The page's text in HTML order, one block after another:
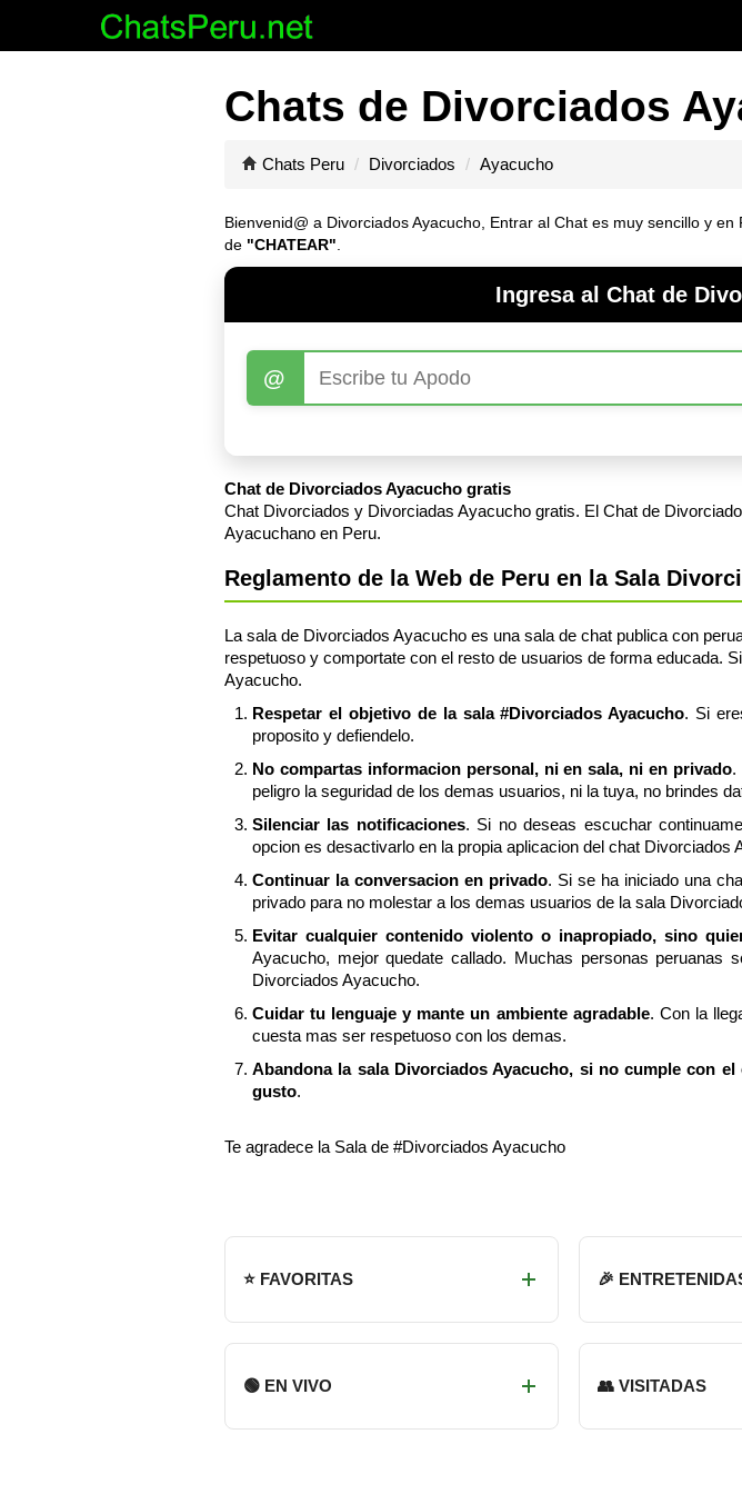
Chats de Divorciados
Chats Peru Divorciados Ayacucho
Bienvenid@ a Divorciados Ayacucho, Entrar al Chat es muy sencillo y
de "CHATEAR"
Ingresa al Chat de
@
Chat de Divorciados Ayacucho gratis
Chat Divorciados y Divorciadas Ayacucho gratis. El Chat de
Ayacuchano en Peru.
Reglamento de la Web de Peru en la Sala
La sala de Divorciados Ayacucho es una sala de chat publica con
respetuoso y comportate con el resto de usuarios de forma educada.
Ayacucho.
Respetar el objetivo de la sala #Divorciados Ayacucho. Si
proposito y defiendelo.
No compartas informacion personal, ni en sala, ni en privado.
peligro la seguridad de los demas usuarios, ni la tuya, no brindes
Silenciar las notificaciones. Si no deseas escuchar
opcion es desactivarlo en la propia aplicacion del chat Divorciados
Continuar la conversacion en privado. Si se ha iniciado una
privado para no molestar a los demas usuarios de la sala
Evitar cualquier contenido violento o inapropiado, sino
Ayacucho, mejor quedate callado. Muchas personas peruanas
Divorciados Ayacucho.
Cuidar tu lenguaje y mante un ambiente agradable. Con la
cuesta mas ser respetuoso con los demas.
Abandona la sala Divorciados Ayacucho, si no cumple con
gusto.
Te agradece la Sala de #Divorciados Ayacucho
⭐ FAVORITAS 🎉
🟢 EN VIVO 👥 VISITADAS